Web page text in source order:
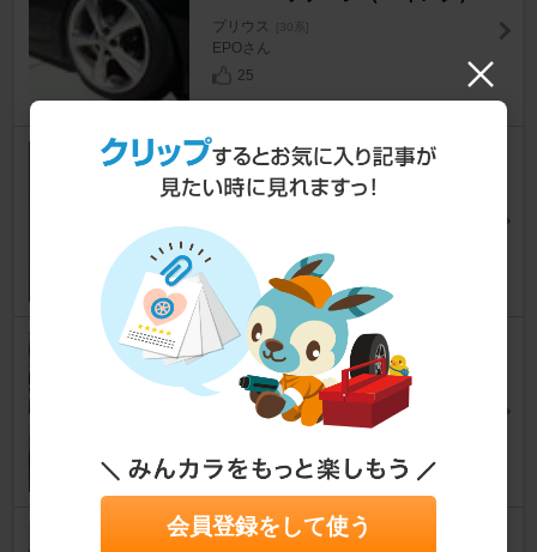
プリウス [30系]
EPOさん
25
ダイソー 安全クッションパイプ
プリウス [30系]
PIONEER / carrozzeria GM-D2
400
プリウス [30系]
のりから めんたいさん
86
DAISO 折りたたみフロントサ
会員登録をして使う